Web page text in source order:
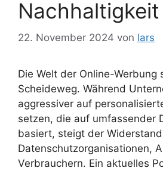
Nachhaltigkeit
22. November 2024 von lars
Die Welt der Online-Werbung
Scheideweg. Während
aggressiver auf
setzen, die auf umfassender
basiert, steigt der
Datenschutzorganisationen,
Verbrauchern. Ein aktuelles